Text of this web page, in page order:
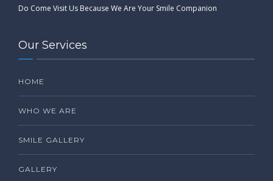
Do Come Visit Us Because We Are Your Smile Companion
Our Services
HOME
WHO WE ARE
SMILE GALLERY
GALLERY